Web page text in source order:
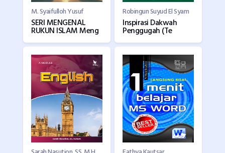
M. Syaifulloh Yusuf
SERI MENGENAL
RUKUN ISLAM Meng
Robingun Suyud El Syam
Inspirasi Dakwah
Penggugah (Te